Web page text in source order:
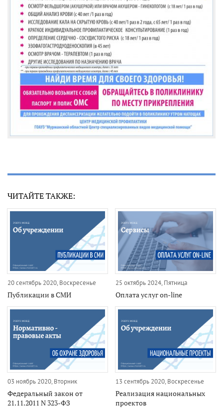
ЧИТАЙТЕ ТАКЖЕ:
20 сентябрь 2020, Воскресенье
Публикации в СМИ
25 октябрь 2024, Пятница
Оплата услуг on-line
03 ноябрь 2020, Вторник
Федеральный закон от
21.11.2011 N 323-ФЗ
13 сентябрь 2020, Воскресенье
Реализация национальных
проектов